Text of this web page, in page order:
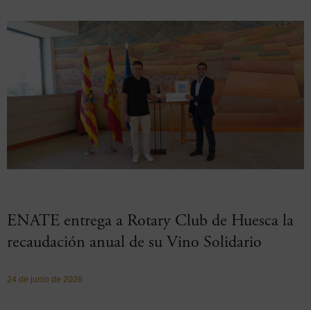
ENATE entrega a Rotary Club de Huesca la
recaudación anual de su Vino Solidario
24 de junio de 2026